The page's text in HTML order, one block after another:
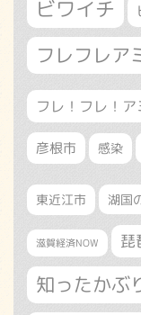
ビワイチ
フレフレア
フレ！フレ！ア
彦根市 感染
東近江市 湖国
滋賀経済NOW 琵
知ったかぶ